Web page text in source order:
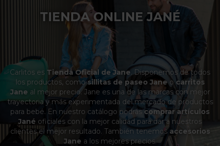
TIENDA ONLINE JANÉ
Carlitos es Tienda Oficial de Jane. Disponemos de todos
los productos, comosillitas de paseo Janeocarritos
Jane al mejor precio. Jane es una de las marcas con mejor
trayectoria y más experimentada del mercado de productos
para bebé. En nuestro catálogo podráscomprar artículos
Jané oficiales con la mejor calidad para dar a nuestros
clientes el mejor resultado. También tenemosaccesorios
Jane a los mejores precios.